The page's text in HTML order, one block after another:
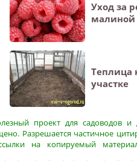
Уход за
малиной
Теплица
участке
проект для садоводов и
Разрешается частичное
на копируемый